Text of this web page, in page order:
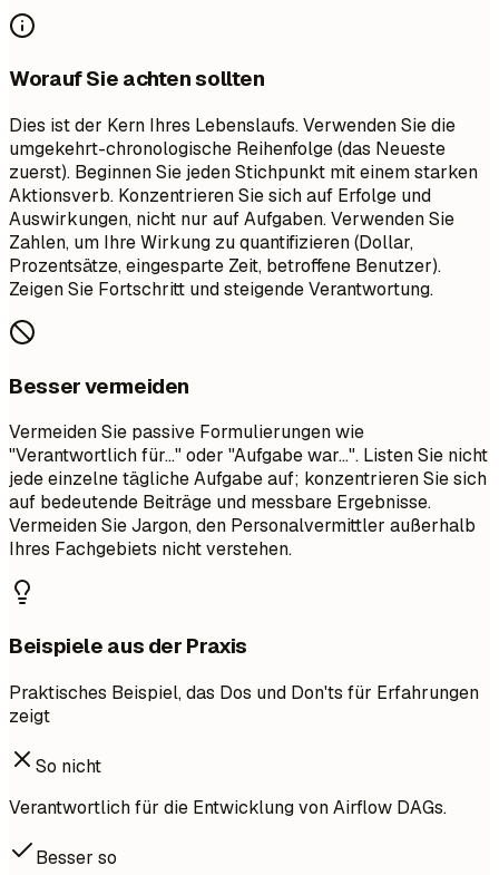
Worauf Sie achten sollten
Dies ist der Kern Ihres Lebenslaufs. Verwenden Sie die
umgekehrt-chronologische Reihenfolge (das Neueste
zuerst). Beginnen Sie jeden Stichpunkt mit einem starken
Aktionsverb. Konzentrieren Sie sich auf Erfolge und
Auswirkungen, nicht nur auf Aufgaben. Verwenden Sie
Zahlen, um Ihre Wirkung zu quantifizieren (Dollar,
Prozentsätze, eingesparte Zeit, betroffene Benutzer).
Zeigen Sie Fortschritt und steigende Verantwortung.
Besser vermeiden
Vermeiden Sie passive Formulierungen wie
"Verantwortlich für..." oder "Aufgabe war...". Listen Sie nicht
jede einzelne tägliche Aufgabe auf; konzentrieren Sie sich
auf bedeutende Beiträge und messbare Ergebnisse.
Vermeiden Sie Jargon, den Personalvermittler außerhalb
Ihres Fachgebiets nicht verstehen.
Beispiele aus der Praxis
Praktisches Beispiel, das Dos und Don'ts für Erfahrungen
zeigt
So nicht
Verantwortlich für die Entwicklung von Airflow DAGs.
Besser so